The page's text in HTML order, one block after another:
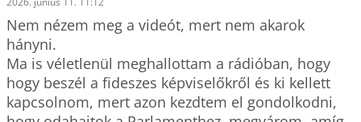
Nem nézem meg a videót, mert nem akarok
hányni.
Ma is véletlenül meghallottam a rádióban, hogy
hogy beszél a fideszes képviselőkről és ki kellett
kapcsolnom, mert azon kezdtem el gondolkodni,